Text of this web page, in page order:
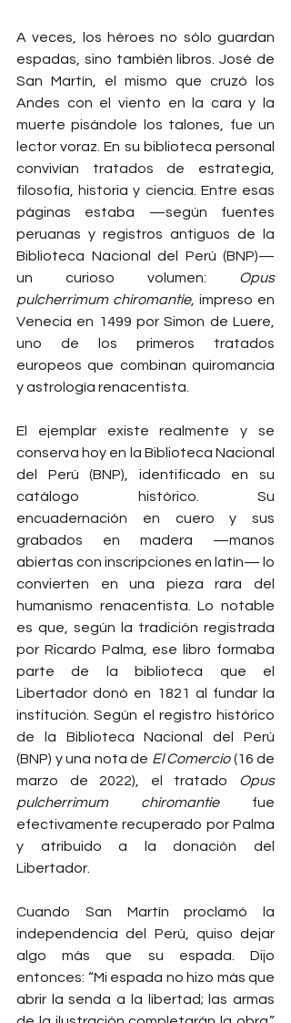
A veces, los héroes no sólo guardan
espadas, sino también libros. José de
San Martín, el mismo que cruzó los
Andes con el viento en la cara y la
muerte pisándole los talones, fue un
lector voraz. En su biblioteca personal
convivían tratados de estrategia,
filosofía, historia y ciencia. Entre esas
páginas estaba —según fuentes
peruanas y registros antiguos de la
Biblioteca Nacional del Perú (BNP)—
un curioso volumen: Opus
pulcherrimum chiromantie, impreso en
Venecia en 1499 por Simon de Luere,
uno de los primeros tratados
europeos que combinan quiromancia
y astrología renacentista.
El ejemplar existe realmente y se
conserva hoy en la Biblioteca Nacional
del Perú (BNP), identificado en su
catálogo histórico. Su
encuadernación en cuero y sus
grabados en madera —manos
abiertas con inscripciones en latín— lo
convierten en una pieza rara del
humanismo renacentista. Lo notable
es que, según la tradición registrada
por Ricardo Palma, ese libro formaba
parte de la biblioteca que el
Libertador donó en 1821 al fundar la
institución. Según el registro histórico
de la Biblioteca Nacional del Perú
(BNP) y una nota de El Comercio (16 de
marzo de 2022), el tratado Opus
pulcherrimum chiromantie fue
efectivamente recuperado por Palma
y atribuido a la donación del
Libertador.
Cuando San Martín proclamó la
independencia del Perú, quiso dejar
algo más que su espada. Dijo
entonces: “Mi espada no hizo más que
abrir la senda a la libertad; las armas